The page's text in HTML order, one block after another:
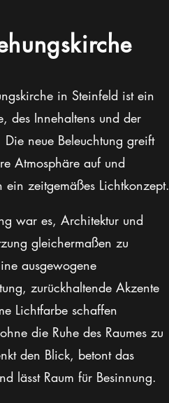
in Steinfeld ist ein
des Innehaltens und der
neue Beleuchtung greift
Atmosphäre auf und
ein zeitgemäßes Lichtkonzept.
war es, Architektur und
gleichermaßen zu
ausgewogene
zurückhaltende Akzente
Lichtfarbe schaffen
die Ruhe des Raumes zu
den Blick, betont das
lässt Raum für Besinnung.